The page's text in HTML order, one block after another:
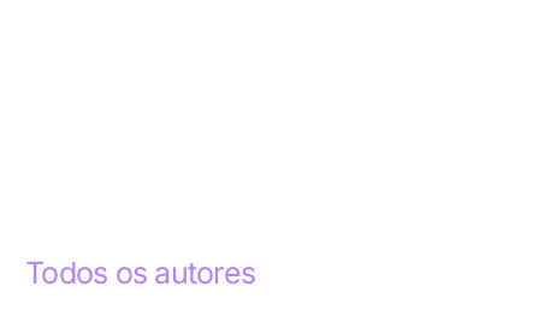
Todos os autores